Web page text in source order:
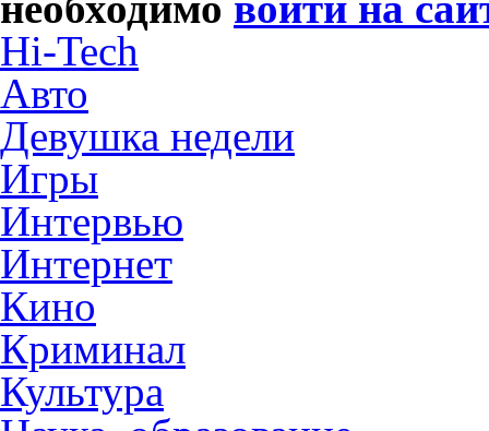
Hi-Tech
Авто
Девушка недели
Игры
Интервью
Интернет
Кино
Криминал
Культура